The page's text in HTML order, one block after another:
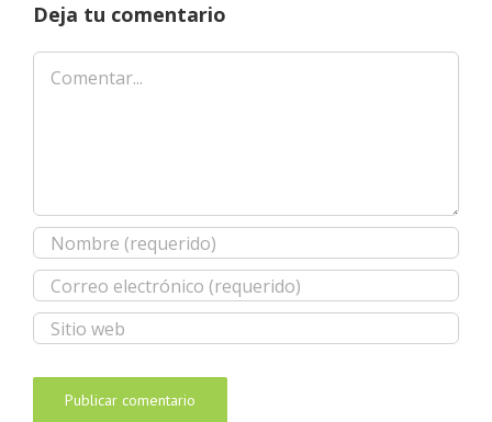
Deja tu comentario
Comentar